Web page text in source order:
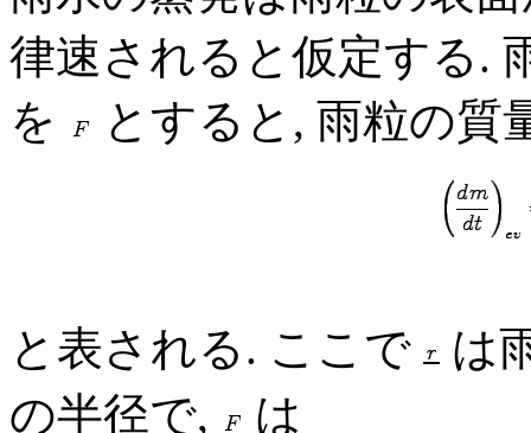
律速されると仮定する.
を
とすると, 雨粒の質
と表される. ここで
は
の半径で,
は